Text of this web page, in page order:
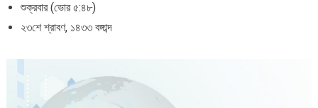
শুক্রবার (ভোর ৫:৪৮)
২৩শে শ্রাবণ, ১৪৩৩ বঙ্গাব্দ